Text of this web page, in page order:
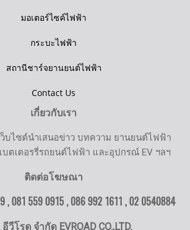
มอเตอร์ไซค์ไฟฟ้า
กระบะไฟฟ้า
สถานีชาร์จยานยนต์ไฟฟ้า
Contact Us
เกี่ยวกับเรา
เว็บไซต์นำเสนอข่าว บทความ ยานยนต์ไฟฟ้า
บตเตอรรี่รถยนต์ไฟฟ้า และอุปกรณ์ EV ฯลฯ
ติดต่อโฆษณา
, 081 559 0915 , 086 992 1611 ,02 0540884
วีโรด จำกัด EVROAD CO.,LTD.